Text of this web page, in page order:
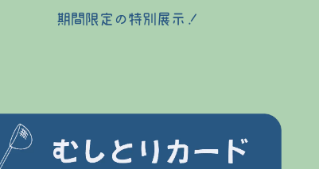
期間限定の特別展示！